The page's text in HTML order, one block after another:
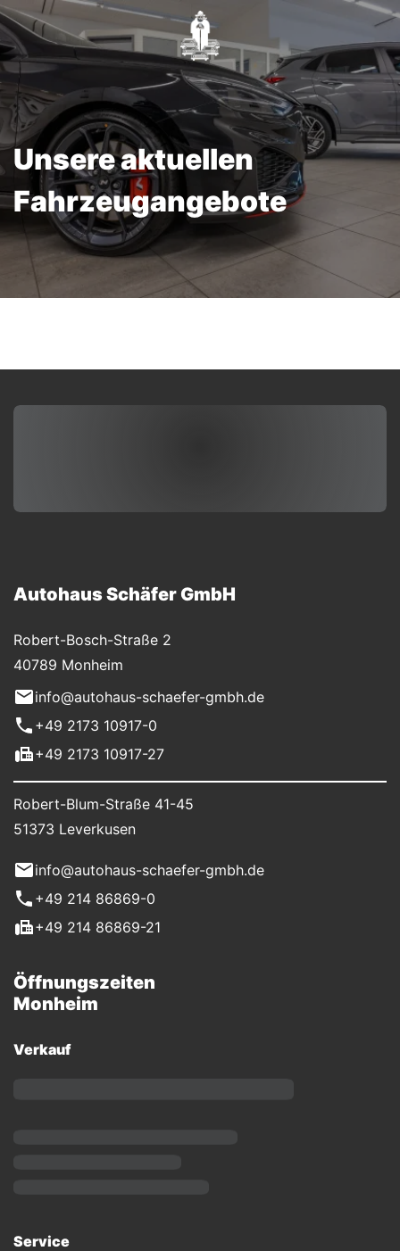
Unsere aktuellen
Fahrzeugangebote
Autohaus Schäfer GmbH
Robert-Bosch-Straße 2
40789 Monheim
info@autohaus-schaefer-gmbh.de
+49 2173 10917-0
+49 2173 10917-27
Robert-Blum-Straße 41-45
51373 Leverkusen
info@autohaus-schaefer-gmbh.de
+49 214 86869-0
+49 214 86869-21
Öffnungszeiten
Monheim
Verkauf
Service